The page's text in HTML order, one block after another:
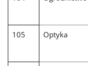
105 Optyka